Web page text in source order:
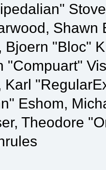
Shawn
Bjoern "Bloc"
"Compuart"
Karl
Eshom,
Theodore